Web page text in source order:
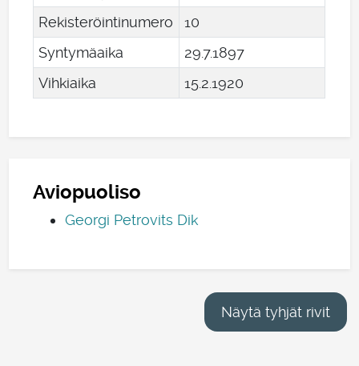
Rekisteröintinumero
10
Syntymäaika
297.1897
Vihkiaika
15.21920
Aviopuoliso
Georgi Petrovits Dik
Näytä tyhjät rivit